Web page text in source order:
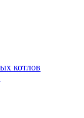
котлов